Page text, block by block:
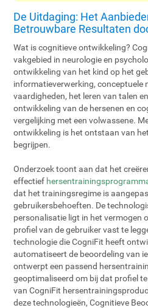
De Uitdaging: Het
Betrouwbare Resultaten
Wat is cognitieve ontwikkeling?
vakgebied in neurologie en
ontwikkeling van het kind op het
informatieverwerking, conceptuele
vaardigheden, het leren van talen
ontwikkeling van de hersenen en
vergelijking met een volwassene.
ontwikkeling is het ontstaan van
begrijpen.
Onderzoek toont aan dat het
effectief
dat het trainingsregime is
gebruikersbehoeften. De
personalisatie ligt in het vermogen
profiel van de gebruiker vast te
technologie die CogniFit heeft
automatiseert de beoordeling van
ontwerpt een passend
geoptimaliseerd om bij dat profiel
van CogniFit
deze technologieën, Cognitieve